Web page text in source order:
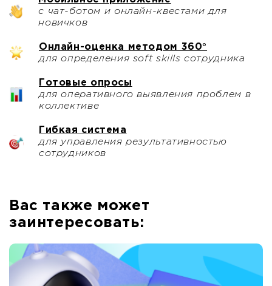
с чат-ботом и онлайн-квестами для
новичков
Онлайн-оценка методом 360°
для определения soft skills сотрудника
Готовые опросы
для оперативного выявления проблем в
коллективе
Гибкая система
для управления результативностью
сотрудников
Вас также может
заинтересовать: